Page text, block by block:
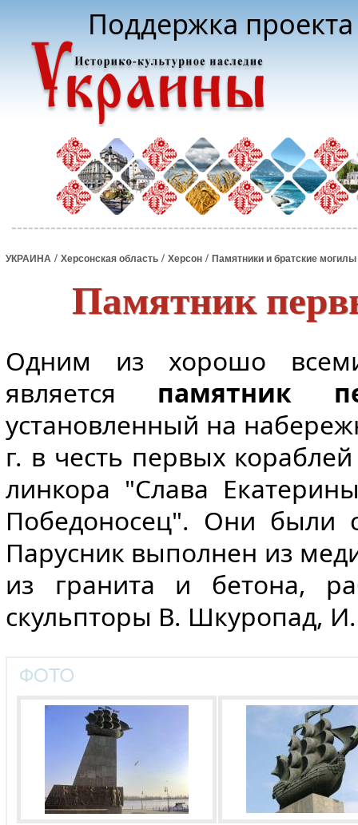
Поддержка
УКРАИНА / Херсонская область / Херсон / Памятники и братские могилы
Памятник
Одним из хорошо
является памятник
установленный на
г. в честь первых
линкора "Слава
Победоносец". Они были
Парусник выполнен из
из гранита и бетона,
скульпторы В. Шкуропад,